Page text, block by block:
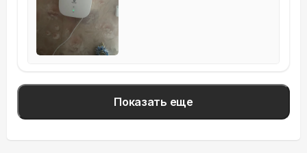
Показать еще